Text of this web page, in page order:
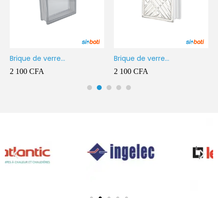
Brique de verre
190X190X80MM Transparent
2 100 CFA
Brique de verre
190X190X80MM CROSS
2 100 CFA